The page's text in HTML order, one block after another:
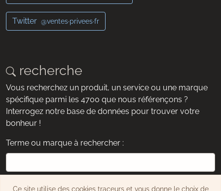
Twitter @ventes·privees·fr
recherche
Vous recherchez un produit, un service ou une marque
spécifique parmi les 4700 que nous référençons ?
Interrogez notre base de données pour trouver votre
bonheur !
Terme ou marque à rechercher :
Ce site utilise des cookies traceurs et vous donne le choix de